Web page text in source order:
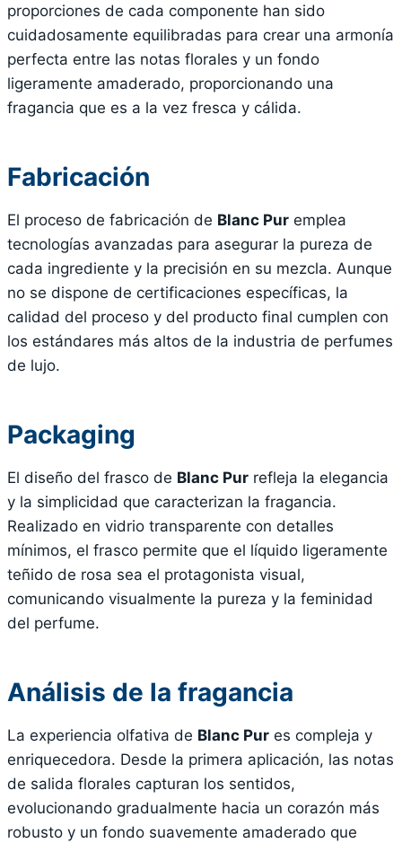
proporciones de cada componente han sido
cuidadosamente equilibradas para crear una armonía
perfecta entre las notas florales y un fondo
ligeramente amaderado, proporcionando una
fragancia que es a la vez fresca y cálida.
Fabricación
El proceso de fabricación de Blanc Pur emplea
tecnologías avanzadas para asegurar la pureza de
cada ingrediente y la precisión en su mezcla. Aunque
no se dispone de certificaciones específicas, la
calidad del proceso y del producto final cumplen con
los estándares más altos de la industria de perfumes
de lujo.
Packaging
El diseño del frasco de Blanc Pur refleja la elegancia
y la simplicidad que caracterizan la fragancia.
Realizado en vidrio transparente con detalles
mínimos, el frasco permite que el líquido ligeramente
teñido de rosa sea el protagonista visual,
comunicando visualmente la pureza y la feminidad
del perfume.
Análisis de la fragancia
La experiencia olfativa de Blanc Pur es compleja y
enriquecedora. Desde la primera aplicación, las notas
de salida florales capturan los sentidos,
evolucionando gradualmente hacia un corazón más
robusto y un fondo suavemente amaderado que